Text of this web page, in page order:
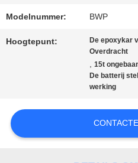
VERZOEK
SITEMAP
Modelnummer: BWP
Hoogtepunt:
De epoxykar
Overdracht
,15t
De batterij
werking